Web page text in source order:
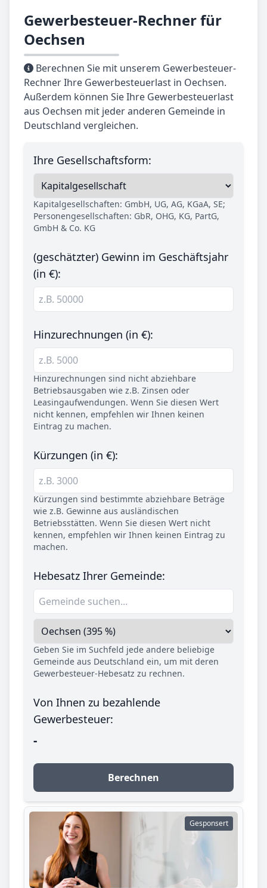
Gewerbesteuer-Rechner für
Oechsen
Berechnen Sie mit unserem Gewerbesteuer-
Rechner Ihre Gewerbesteuerlast in Oechsen.
Außerdem können Sie Ihre Gewerbesteuerlast
aus Oechsen mit jeder anderen Gemeinde in
Deutschland vergleichen.
Ihre Gesellschaftsform:
Kapitalgesellschaften: GmbH, UG, AG, KGaA, SE;
Personengesellschaften: GbR, OHG, KG, PartG,
GmbH & Co. KG
(geschätzter) Gewinn im Geschäftsjahr
(in €):
Hinzurechnungen (in €):
Hinzurechnungen sind nicht abziehbare
Betriebsausgaben wie z.B. Zinsen oder
Leasingaufwendungen. Wenn Sie diesen Wert
nicht kennen, empfehlen wir Ihnen keinen
Eintrag zu machen.
Kürzungen (in €):
Kürzungen sind bestimmte abziehbare Beträge
wie z.B. Gewinne aus ausländischen
Betriebsstätten. Wenn Sie diesen Wert nicht
kennen, empfehlen wir Ihnen keinen Eintrag zu
machen.
Hebesatz Ihrer Gemeinde:
Geben Sie im Suchfeld jede andere beliebige
Gemeinde aus Deutschland ein, um mit deren
Gewerbesteuer-Hebesatz zu rechnen.
Von Ihnen zu bezahlende
Gewerbesteuer:
-
Berechnen
Gesponsert